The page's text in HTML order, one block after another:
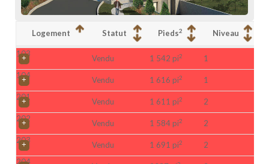
Logement Statut Pieds2 Niveau
103 Vendu 1 542 pi2
1
104
Vendu 1 616 pi2
1
201
Vendu 1 611 pi2
2
202
Vendu 1 584 pi2
2
203
Vendu 1 691 pi2
2
204